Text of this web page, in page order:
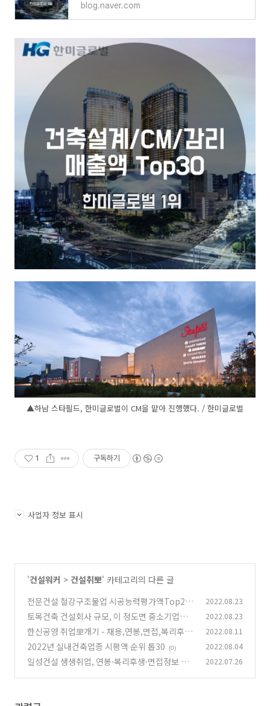
blog.naver.com
▲하남 스타필드, 한미글로벌이 CM을 맡아 진행했다. / 한미글로벌
1 구독하기
사업자 정보 표시
'건설워커 > 건설취뽀' 카테고리의 다른 글
전문건설 철강구조물업 시공능력평가액Top20
(0)
2022.08.23
토목건축 건설회사 규모, 이 정도면 중소기업인
가요? 1군, 2군업체 (0)
2022.08.23
한신공영 취업뽀개기 - 채용,연봉,면접,복리후생
정보
(1)
2022.08.11
2022년 실내건축업종 시평액 순위 톱30 (0) 2022.08.04
일성건설 생생취업, 연봉·복리후생·면접정보 모
2022.07.26